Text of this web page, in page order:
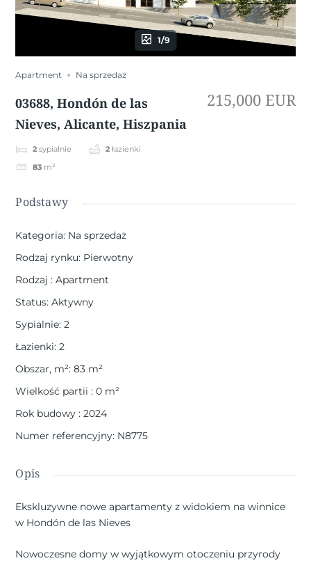
1/9
Apartment Na sprzedaż
03688, Hondón de las
Nieves, Alicante, Hiszpania
2 sypialnie 2 łazienki
83 m²
215,000 EUR
Podstawy
Kategoria: Na sprzedaż
Rodzaj rynku: Pierwotny
Rodzaj: Apartment
Status: Aktywny
Sypialnie: 2
Łazienki: 2
Obszar, m²: 83 m²
Wielkość partii: 0 m²
Rok budowy: 2024
Numer referencyjny: N8775
Opis
Ekskluzywne nowe apartamenty z widokiem na winnice
w Hondón de las Nieves
Nowoczesne domy w wyjątkowym otoczeniu przyrody